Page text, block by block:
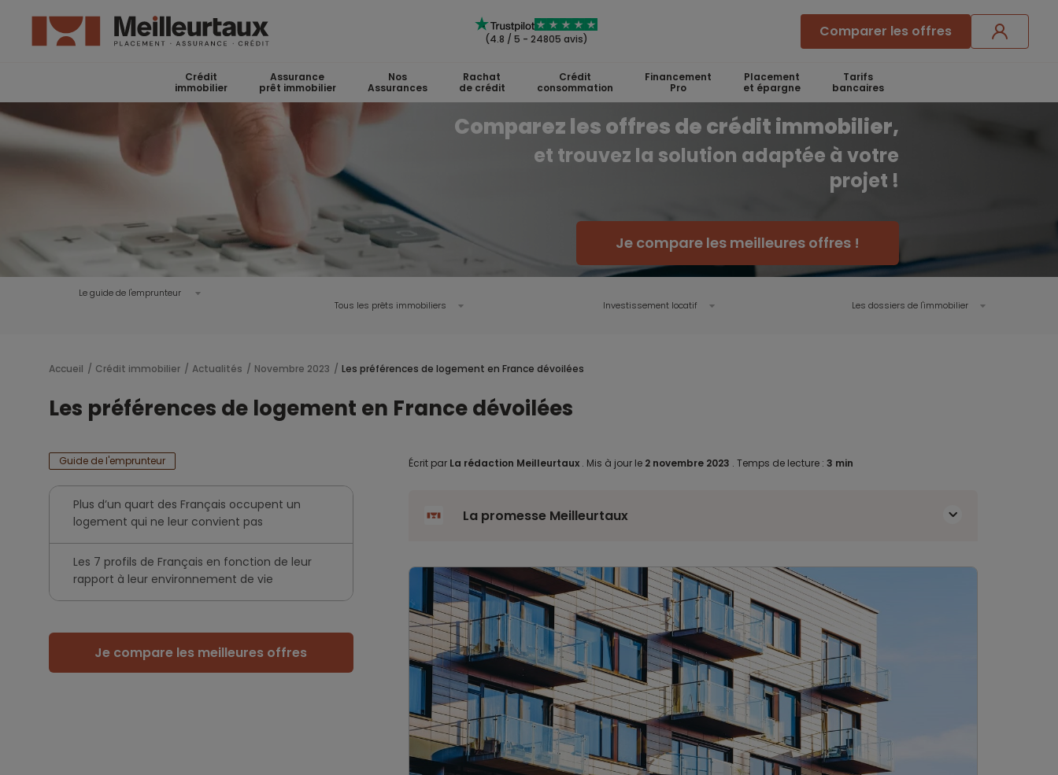
(4.8 / 5 - 24805 avis) Comparer les offres
Crédit
immobilier
Assurance
prêt immobilier
Nos
Assurances
Rachat
de crédit
Crédit
consommation
Financement
Pro
Placement
et épargne
Tarifs
bancaires
Comparez les offres de crédit immobilier,
et trouvez la solution adaptée à votre
projet !
Je compare les meilleures offres !
Le guide de l'emprunteur
Tous les prêts immobiliers
Investissement locatif Les dossiers de l'immobilier
Accueil Crédit immobilier Actualités Novembre 2023 Les préférences de logement en France dévoilées
Les préférences de logement en France dévoilées
Guide de l'emprunteur
Plus d’un quart des Français occupent un
logement qui ne leur convient pas
Les 7 profils de Français en fonction de leur
rapport à leur environnement de vie
Je compare les meilleures offres
Écrit par La rédaction Meilleurtaux . Mis à jour le 2 novembre 2023 . Temps de lecture : 3 min
La promesse Meilleurtaux